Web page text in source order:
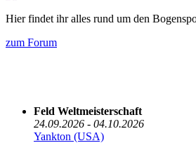
Hier findet ihr alles rund um den
zum Forum
Feld Weltmeisterschaft
24.09.2026 - 04.10.2026
Yankton (USA)